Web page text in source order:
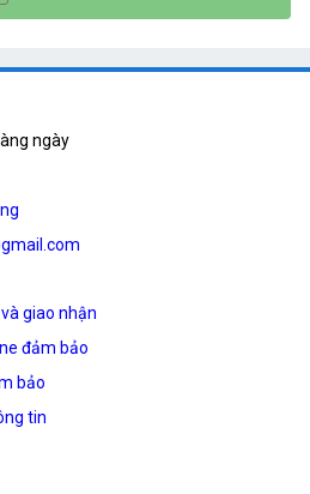
ngày
giao nhận
đảm bảo
bảo
tin